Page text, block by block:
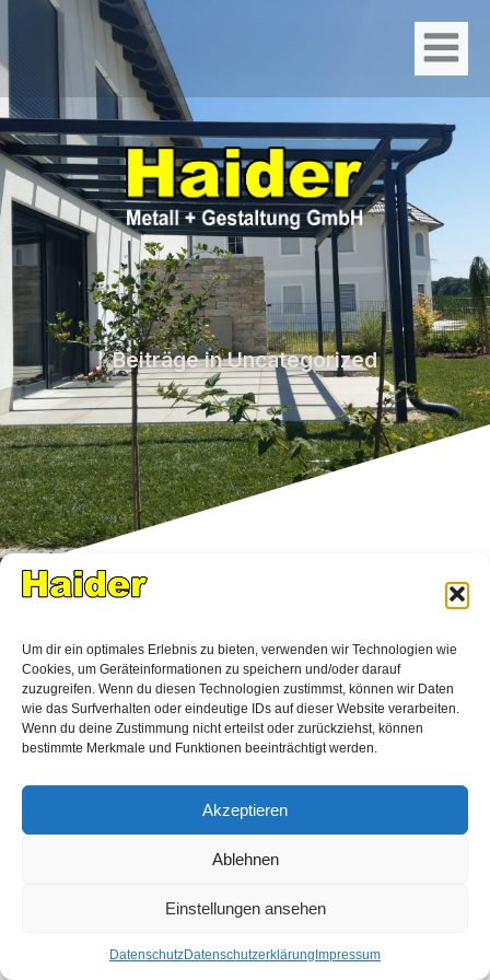
Um dir ein optimales Erlebnis zu bieten, verwenden wir Technologien wie
Cookies, um Geräteinformationen zu speichern und/oder darauf
zuzugreifen. Wenn du diesen Technologien zustimmst, können wir Daten
wie das Surfverhalten oder eindeutige IDs auf dieser Website verarbeiten.
Wenn du deine Zustimmung nicht erteilst oder zurückziehst, können
bestimmte Merkmale und Funktionen beeinträchtigt werden.
Akzeptieren
Ablehnen
Einstellungen ansehen
DatenschutzDatenschutzerklärung Impressum
Beiträge in Uncategorized
Kein Beiträge gefunden!